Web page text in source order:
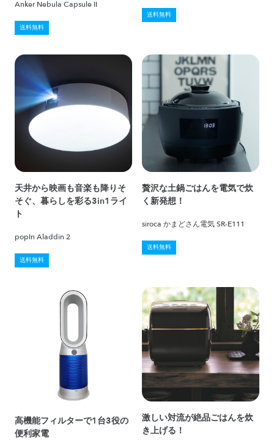
Anker Nebula Capsule II
送料無料
送料無料
天井から映画も音楽も降りそ
そぐ、暮らしを彩る3in1ライ
ト
popIn Aladdin 2
送料無料
贅沢な土鍋ごはんを電気で炊
く新発想！
siroca かまどさん電気 SR-E111
送料無料
高機能フィルターで1台3役の
便利家電
激しい対流が絶品ごはんを炊
き上げる！